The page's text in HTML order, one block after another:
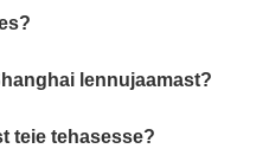
lennujaamast?
teie tehasesse?